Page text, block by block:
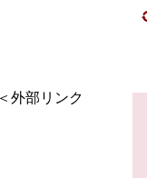
＜外部リンク